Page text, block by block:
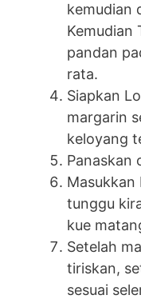
kemudian
Kemudian
pandan
rata.
Siapkan
margarin
keloyang
Panaskan
Masukkan
tunggu
kue
Setelah
tiriskan,
sesuai